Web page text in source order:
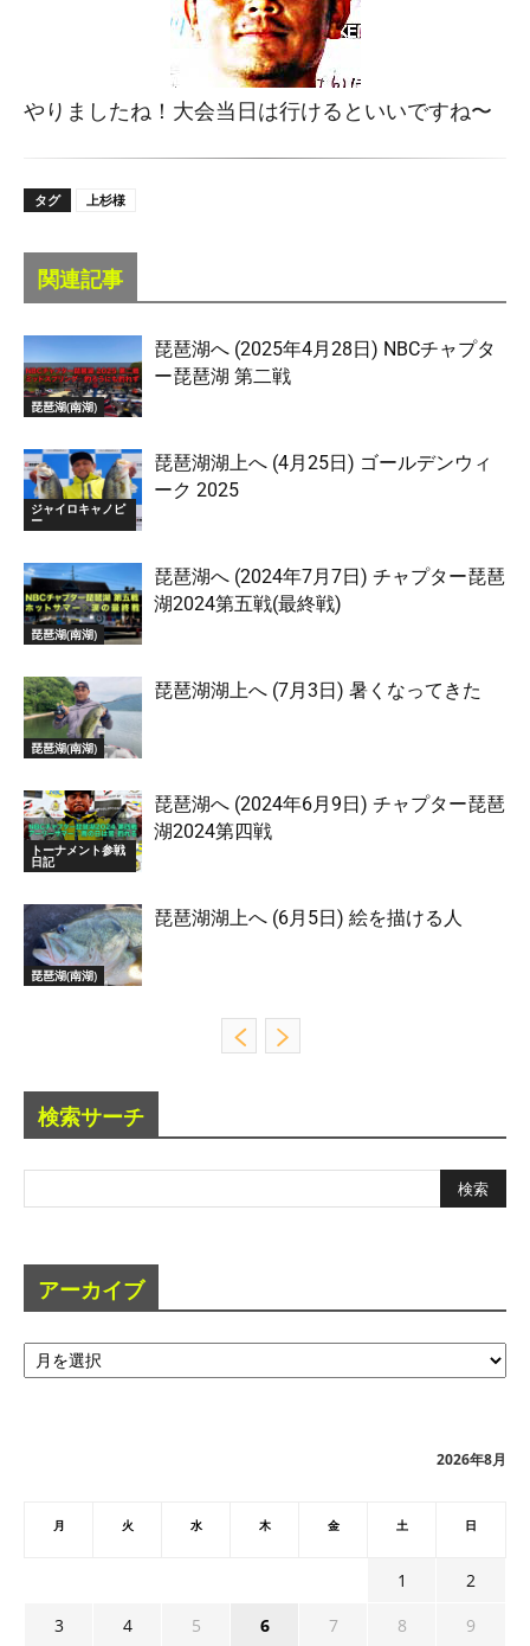
やりましたね！大会当日は行けるといいですね〜
タグ 上杉様
関連記事
琵琶湖(南湖)
琵琶湖へ (2025年4月28日) NBCチャプタ
ー琵琶湖 第二戦
ジャイロキャノピ
ー
琵琶湖湖上へ (4月25日) ゴールデンウィ
ーク 2025
琵琶湖(南湖)
琵琶湖へ (2024年7月7日) チャプター琵琶
湖2024第五戦(最終戦)
琵琶湖(南湖)
琵琶湖湖上へ (7月3日) 暑くなってきた
トーナメント参戦
日記
琵琶湖へ (2024年6月9日) チャプター琵琶
湖2024第四戦
琵琶湖(南湖)
琵琶湖湖上へ (6月5日) 絵を描ける人
検索サーチ
アーカイブ
ア
ー
2026年8月
月 火 水 木 金 土 日
1
2
3
4 5 6 7 8 9